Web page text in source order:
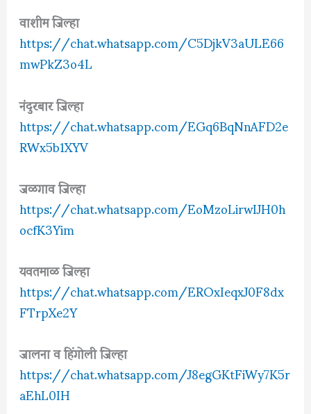
वाशीम जिल्हा
https://chat.whatsapp.com/C5DjkV3aULE66
mwPkZ3o4L
नंदुरबार जिल्हा
https://chat.whatsapp.com/EGq6BqNnAFD2e
RWx5b1XYV
जळगाव जिल्हा
https://chat.whatsapp.com/EoMzoLirwIJH0h
ocfK3Yim
यवतमाळ जिल्हा
https://chat.whatsapp.com/EROxIeqxJ0F8dx
FTrpXe2Y
जालना व हिंगोली जिल्हा
https://chat.whatsapp.com/J8egGKtFiWy7K5r
aEhL0IH